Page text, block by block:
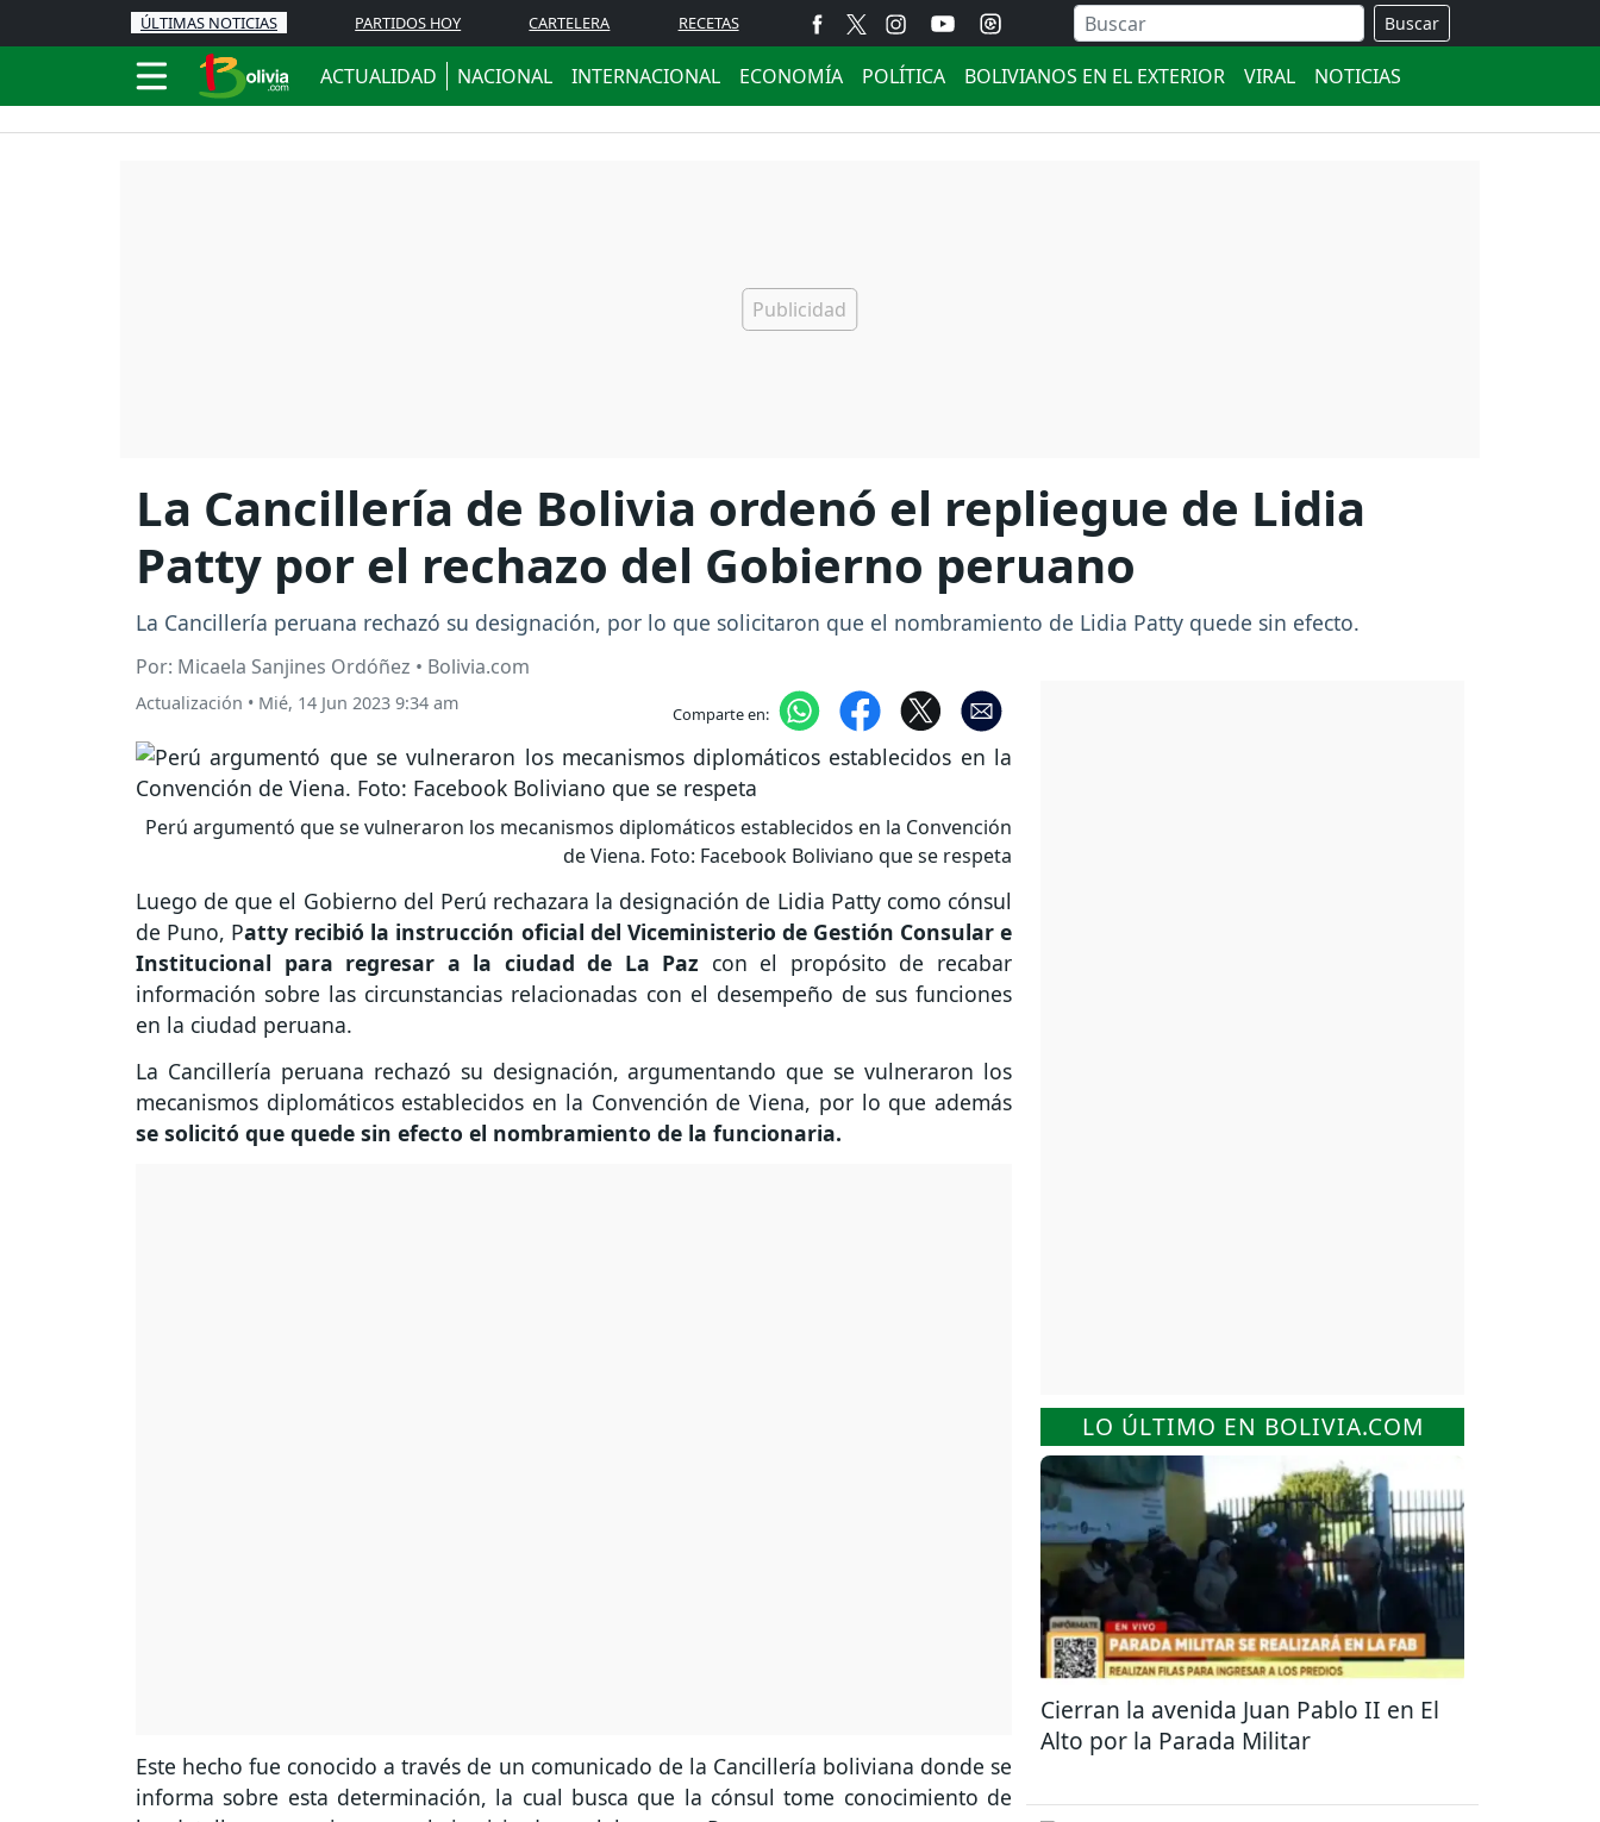
ÚLTIMAS NOTICIAS PARTIDOS HOY CARTELERA RECETAS Buscar
ACTUALIDAD NACIONAL INTERNACIONAL ECONOMÍA POLÍTICA BOLIVIANOS EN EL EXTERIOR VIRAL NOTICIAS
La Cancillería de Bolivia ordenó el repliegue de Lidia
Patty por el rechazo del Gobierno peruano
La Cancillería peruana rechazó su designación, por lo que solicitaron que el nombramiento de Lidia Patty quede sin efecto.
Por: Micaela Sanjines Ordóñez • Bolivia.com
Actualización • Mié, 14 Jun 2023 9:34 am Comparte en:
Perú argumentó que se vulneraron los mecanismos diplomáticos establecidos en la Convención
de Viena. Foto: Facebook Boliviano que se respeta
Luego de que el Gobierno del Perú rechazara la designación de Lidia Patty como cónsul
de Puno, Patty recibió la instrucción oficial del Viceministerio de Gestión Consular e
Institucional para regresar a la ciudad de La Paz con el propósito de recabar
información sobre las circunstancias relacionadas con el desempeño de sus funciones
en la ciudad peruana.
La Cancillería peruana rechazó su designación, argumentando que se vulneraron los
mecanismos diplomáticos establecidos en la Convención de Viena, por lo que además
se solicitó que quede sin efecto el nombramiento de la funcionaria.
Este hecho fue conocido a través de un comunicado de la Cancillería boliviana donde se
informa sobre esta determinación, la cual busca que la cónsul tome conocimiento de
LO ÚLTIMO EN BOLIVIA.COM
Cierran la avenida Juan Pablo II en El
Alto por la Parada Militar